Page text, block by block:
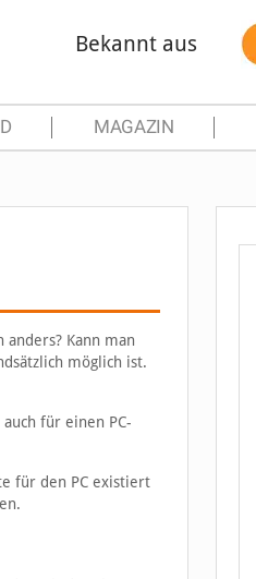
Bekannt aus
MAGAZIN
Kann man
möglich ist.
für einen PC-
für den PC existiert